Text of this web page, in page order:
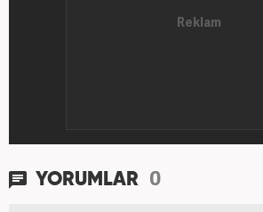
YORUMLAR 0